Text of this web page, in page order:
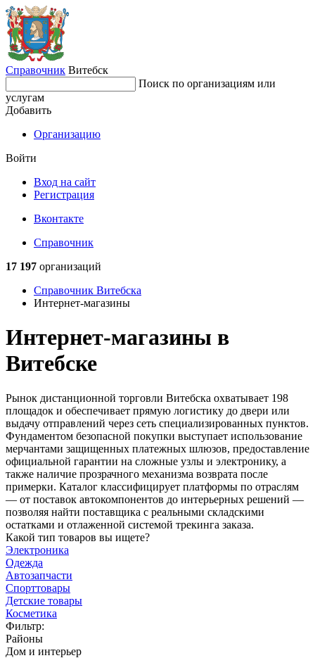
Справочник Витебск
Поиск по организациям или
услугам
Добавить
Организацию
Войти
Вход на сайт
Регистрация
Вконтакте
Справочник
17 197 организаций
Справочник Витебска
Интернет-магазины
Интернет-магазины в
Витебске
Рынок дистанционной торговли Витебска охватывает 198
площадок и обеспечивает прямую логистику до двери или
выдачу отправлений через сеть специализированных пунктов.
Фундаментом безопасной покупки выступает использование
мерчантами защищенных платежных шлюзов, предоставление
официальной гарантии на сложные узлы и электронику, а
также наличие прозрачного механизма возврата после
примерки. Каталог классифицирует платформы по отраслям
— от поставок автокомпонентов до интерьерных решений —
позволяя найти поставщика с реальными складскими
остатками и отлаженной системой трекинга заказа.
Какой тип товаров вы ищете?
Электроника
Одежда
Автозапчасти
Спорттовары
Детские товары
Косметика
Фильтр:
Районы
Дом и интерьер